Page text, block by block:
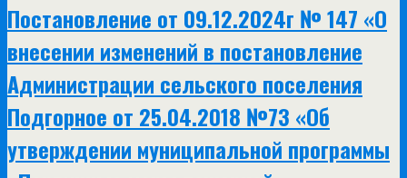
Постановление от 09.12.2024г № 147 «О
внесении изменений в постановление
Администрации сельского поселения
Подгорное от 25.04.2018 №73 «Об
утверждении муниципальной программы